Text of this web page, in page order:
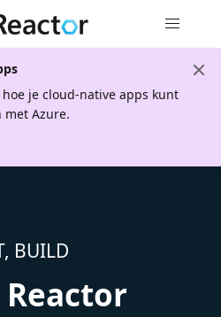
je cloud-native apps kunt
met Azure.
BUILD